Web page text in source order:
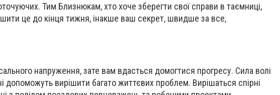
Тим Близнюкам, хто хоче зберегти свої справи в таємниці,
це до кінця тижня, інакше ваш секрет, швидше за все,
напруження, зате вам вдасться домогтися прогресу. Сила волі
допоможуть вирішити багато життєвих проблем. Вирішаться спірні